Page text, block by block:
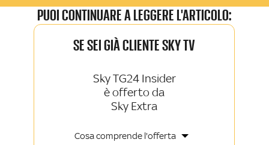
PUOI CONTINUARE A LEGGERE L'ARTICOLO:
SE SEI GIÀ CLIENTE SKY TV
Sky TG24 Insider
è offerto da
Sky Extra
Cosa comprende l'offerta